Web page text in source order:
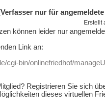
nur für
Erstellt
können leider nur
Link an:
cgi-bin/onlinefriedhof/
Registrieren Sie sich
dieses virtuellen